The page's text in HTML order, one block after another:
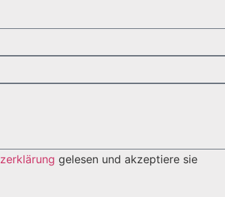
gelesen und akzeptiere sie